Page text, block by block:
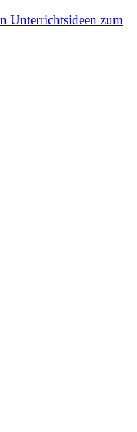
Unterrichtsideen zum